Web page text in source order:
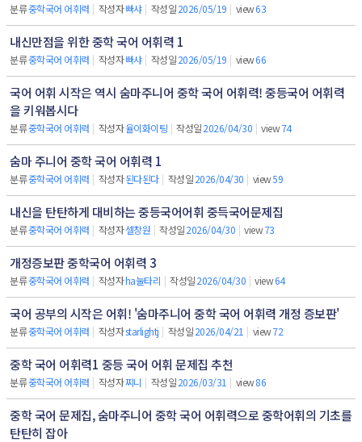
분류중학국어 어휘력 | 작성자빠샤 | 작성일2026/05/19 | view63
내신만점을 위한 중학 국어 어휘력 1
분류중학국어 어휘력 | 작성자빠샤 | 작성일2026/05/19 | view66
국어 어휘 시작은 역시 숨마주니어 중학 국어 어휘력! 중등국어 어휘력
을 키워봅시다
분류중학국어 어휘력 | 작성자율이화이팅 | 작성일2026/04/30 | view74
숨마 주니어 중학 국어 어휘력 1
분류중학국어 어휘력 | 작성자된다된다 | 작성일2026/04/30 | view59
내신을 탄탄하게 대비하는 중등국어어휘 중득국어문제집
분류중학국어 어휘력 | 작성자셀창원 | 작성일2026/04/30 | view73
개정증보판 중학국어 어휘력 3
분류중학국어 어휘력 | 작성자ha눌타리 | 작성일2026/04/30 | view64
국어 공부의 시작은 어휘! '숨마주니어 중학 국어 어휘력 개정 증보판'
분류중학국어 어휘력 | 작성자starlightj | 작성일2026/04/21 | view72
중학 국어 어휘력1 중등 국어 어휘 문제집 추천
분류중학국어 어휘력 | 작성자찌니 | 작성일2026/03/31 | view86
중학 국어 문제집, 숨마주니어 중학 국어 어휘력으로 중학어휘의 기초를
탄탄히 잡아